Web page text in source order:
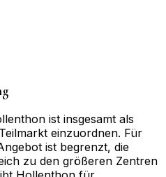
ist insgesamt als
einzuordnen. Für
ist begrenzt, die
zu den größeren Zentren